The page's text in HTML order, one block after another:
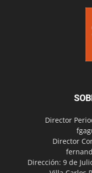
Director
Director
Dirección: 9 de